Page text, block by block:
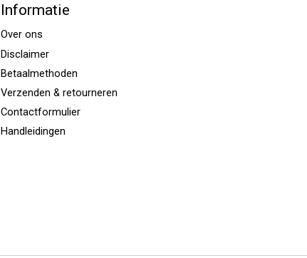
Informatie
Over ons
Disclaimer
Betaalmethoden
Verzenden & retourneren
Contactformulier
Handleidingen